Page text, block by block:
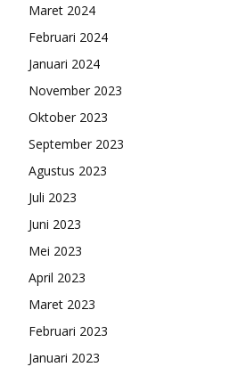
Maret 2024
Februari 2024
Januari 2024
November 2023
Oktober 2023
September 2023
Agustus 2023
Juli 2023
Juni 2023
Mei 2023
April 2023
Maret 2023
Februari 2023
Januari 2023